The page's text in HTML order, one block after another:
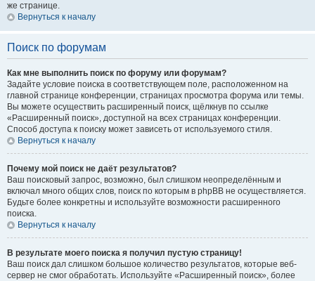
же странице.
Вернуться к началу
Поиск по форумам
Как мне выполнить поиск по форуму или форумам?
Задайте условие поиска в соответствующем поле, расположенном на
главной странице конференции, страницах просмотра форума или темы.
Вы можете осуществить расширенный поиск, щёлкнув по ссылке
«Расширенный поиск», доступной на всех страницах конференции.
Способ доступа к поиску может зависеть от используемого стиля.
Вернуться к началу
Почему мой поиск не даёт результатов?
Ваш поисковый запрос, возможно, был слишком неопределённым и
включал много общих слов, поиск по которым в phpBB не осуществляется.
Будьте более конкретны и используйте возможности расширенного
поиска.
Вернуться к началу
В результате моего поиска я получил пустую страницу!
Ваш поиск дал слишком большое количество результатов, которые веб-
сервер не смог обработать. Используйте «Расширенный поиск», более